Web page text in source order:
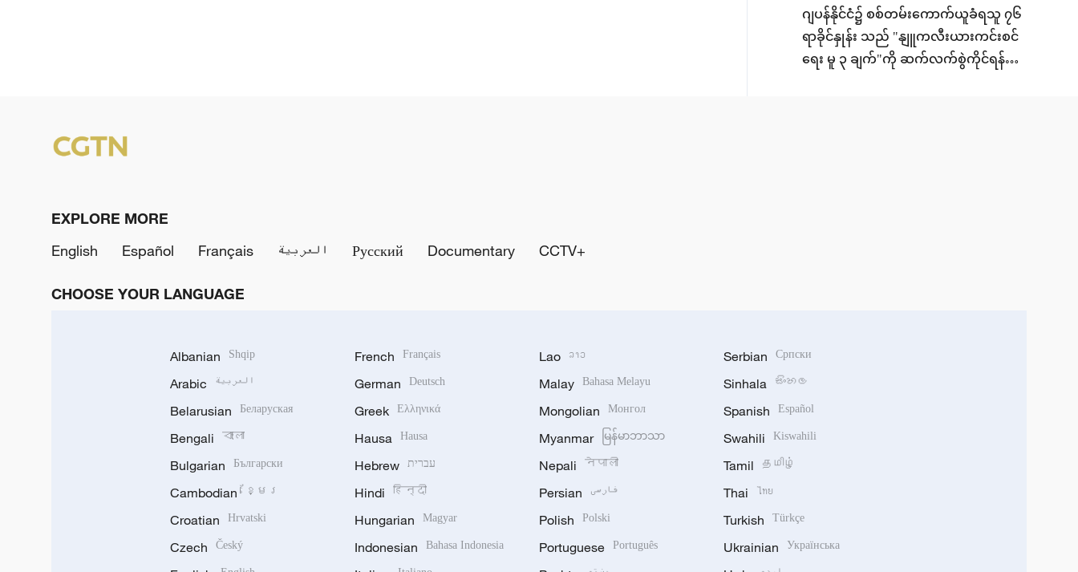
ဂျပန်နိုင်ငံ၌ စစ်တမ်းကောက်ယူခံရသူ ၇၆
ရာခိုင်နှုန်း သည် "နျူကလီးယားကင်းစင်
ရေး မူ ၃ ချက်"ကို ဆက်လက်စွဲကိုင်ရန်
EXPLORE MORE
English
Español Français العربية Русский Documentary CCTV+
CHOOSE YOUR LANGUAGE
Albanian Shqip
Arabic العربية
Belarusian Беларуская
Bengali বাংলা
Bulgarian Български
Cambodian ខ្មែរ
Croatian Hrvatski
Czech Český
French Français
German Deutsch
Greek Ελληνικά
Hausa Hausa
Hebrew עברית
Hindi हिन्दी
Hungarian Magyar
Indonesian Bahasa Indonesia
Lao ລາວ
Malay Bahasa Melayu
Mongolian Монгол
Myanmar မြန်မာဘာသာ
Nepali नेपाली
Persian فارسی
Polish Polski
Portuguese Português
Serbian Српски
Sinhala සිංහල
Spanish Español
Swahili Kiswahili
Tamil தமிழ்
Thai ไทย
Turkish Türkçe
Ukrainian Українська